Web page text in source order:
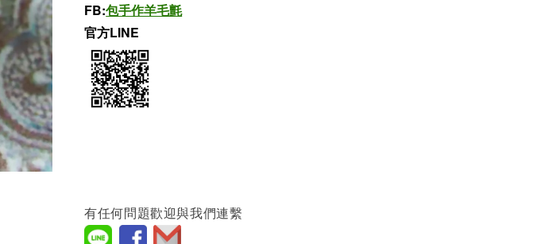
FB:包手作羊毛氈
官方LINE
有任何問題歡迎與我們連繫